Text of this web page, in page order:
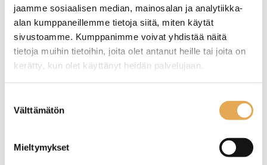
jaamme sosiaalisen median, mainosalan ja analytiikka-
alan kumppaneillemme tietoja siitä, miten käytät
sivustoamme. Kumppanimme voivat yhdistää näitä
tietoja muihin tietoihin, joita olet antanut heille tai joita on
kerätty, kun olet käyttänyt heidän palvelujaan.
valinta
Välttämätön
Mieltymykset
Kahvimylly tuoteryhmästä